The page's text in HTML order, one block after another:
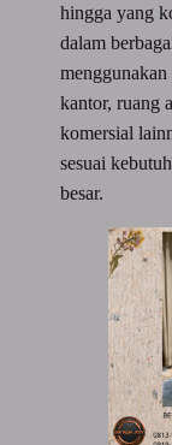
hingga yang
dalam
kantor, ruang
komersial
sesuai
besar.